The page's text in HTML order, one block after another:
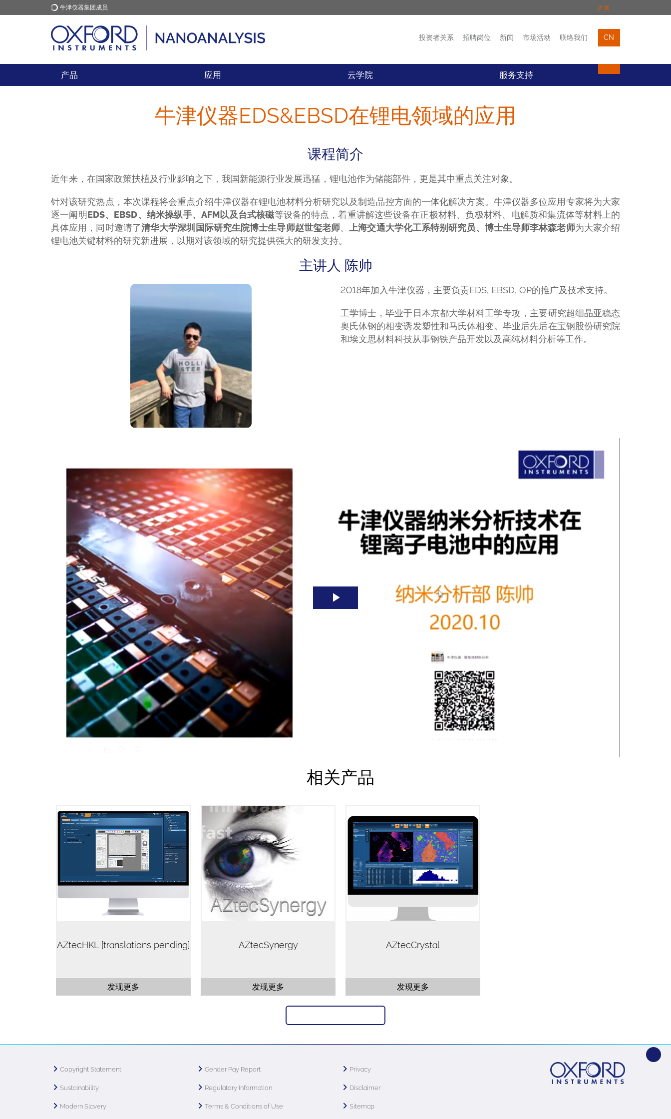
牛津仪器集团成员 扩展
牛津仪器 应用 市场活动 联络我们
投资者关系 招聘岗位 新闻 市场活动 联络我们 CN
产品 应用 云学院 服务支持
牛津仪器EDS&EBSD在锂电领域的应用
课程简介
近年来，在国家政策扶植及行业影响之下，我国新能源行业发展迅猛，锂电池作为储能部件，更是其中重点关注对象。
针对该研究热点，本次课程将会重点介绍牛津仪器在锂电池材料分析研究以及制造品控方面的一体化解决方案。牛津仪器多位应用专家将为大家
逐一阐明EDS、EBSD、纳米操纵手、AFM以及台式核磁等设备的特点，着重讲解这些设备在正极材料、负极材料、电解质和集流体等材料上的
具体应用，同时邀请了清华大学深圳国际研究生院博士生导师赵世玺老师、 上海交通大学化工系特别研究员、博士生导师李林森老师为大家介绍
锂电池关键材料的研究新进展，以期对该领域的研究提供强大的研发支持。
主讲人 陈帅
2018年加入牛津仪器，主要负责EDS, EBSD, OP的推广及技术支持。
工学博士，毕业于日本京都大学材料工学专攻，主要研究超细晶亚稳态
奥氏体钢的相变诱发塑性和马氏体相变。毕业后先后在宝钢股份研究院
和埃文思材料科技从事钢铁产品开发以及高纯材料分析等工作。
Play
相关产品
The most powerful EBSD software
available, AZtecHKL combines
speed and accuracy of results for
routine analysis, with the flexibility
and power required for applications
that push…
AZtecHKL [translations pending]
发现更多
AZtecSynergy为同时采集EDS和
EBSD数据提供了一个强大的解决方
案。所有用于采集理想集成数据的工
具都在同一位置，不需要复杂地从一
个导航器切换到另一个导航器。
AZtecSynergy
发现更多
采集高质量的数据只是EBSD分析的第
一步。接下来，AZtecCrystal提供了
处理和分析EBSD数据所需的工具，并
帮助解决您的材料问题。
AZtecCrystal可与AZtecHKL无缝集成
或作为独立程序运行，为专家和新手
都设定了EBSD数据处理的新标准。
AZtecCrystal
发现更多
Copyright Statement
Sustainability
Modern Slavery
Gender Pay Report
Regulatory Information
Terms & Conditions of Use
Privacy
Disclaimer
Sitemap